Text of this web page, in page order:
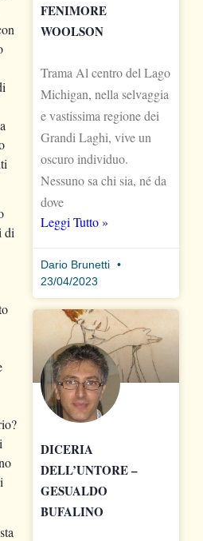
di
FENIMORE
WOOLSON
Trama Al centro del Lago
Michigan, nella selvaggia
e vastissima regione dei
Grandi Laghi, vive un
oscuro individuo.
Nessuno sa chi sia, né da
dove
Leggi Tutto »
Dario Brunetti
23/04/2023
DICERIA
DELL’UNTORE –
GESUALDO
BUFALINO